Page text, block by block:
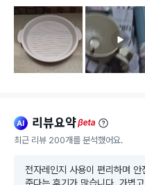
ai 리뷰요약beta
최근 리뷰 200개를 분석했어요.
전자레인지 사용이 편리하며